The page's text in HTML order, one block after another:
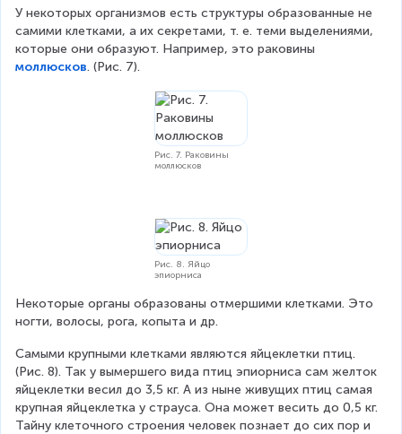
У некоторых организмов есть структуры образованные не
самими клетками, а их секретами, т. е. теми выделениями,
которые они образуют. Например, это раковины
моллюсков. (Рис. 7).
Рис. 7. Раковины
моллюсков
Рис. 8. Яйцо
эпиорниса
Некоторые органы образованы отмершими клетками. Это
ногти, волосы, рога, копыта и др.
Самыми крупными клетками являются яйцеклетки птиц.
(Рис. 8). Так у вымершего вида птиц эпиорниса сам желток
яйцеклетки весил до 3,5 кг. А из ныне живущих птиц самая
крупная яйцеклетка у страуса. Она может весить до 0,5 кг.
Тайну клеточного строения человек познает до сих пор и